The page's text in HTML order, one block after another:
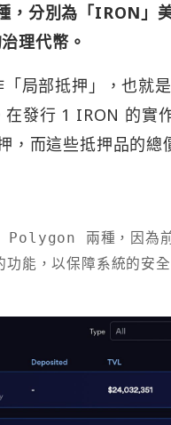
，分別為「IRON
理代幣。
局部抵押」，也就
發行 1 IRON 的實
，而這些抵押品的總
兩種，因為前
能，以保障系統的安